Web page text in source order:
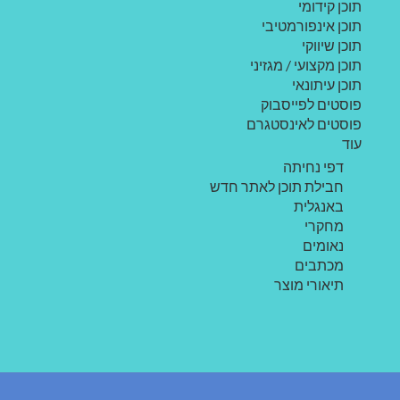
תוכן קידומי
תוכן אינפורמטיבי
תוכן שיווקי
תוכן מקצועי / מגזיני
תוכן עיתונאי
פוסטים לפייסבוק
פוסטים לאינסטגרם
עוד
דפי נחיתה
חבילת תוכן לאתר חדש
באנגלית
מחקרי
נאומים
מכתבים
תיאורי מוצר